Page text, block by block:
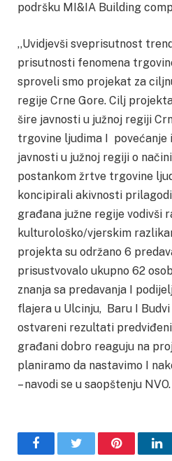
podršku MI&IA Building
,,Uvidjevši sveprisutnost
prisutnosti fenomena
sproveli smo projekat za
regije Crne Gore. Cilj
šire javnosti u južnoj regiji
trgovine ljudima I povećanje
javnosti u južnoj regiji o
postankom žrtve trgovine
koncipirali akivnosti
građana južne regije vodivši
kulturološko/vjerskim
projekta su održano 6
prisustvovalo ukupno 62
znanja sa predavanja I
flajera u Ulcinju, Baru I
ostvareni rezultati
građani dobro reaguju na
planiramo da nastavimo I
– navodi se u saopštenju NVO.
FacebookTwitter Pinterest